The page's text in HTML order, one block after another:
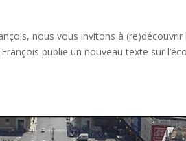
nous vous invitons à (re)découvrir
publie un nouveau texte sur